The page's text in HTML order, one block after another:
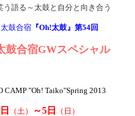
う語る～太鼓と自分と向き合う
鼓合宿 『Oh!太鼓』第54回
鼓合宿GWスペシャル
CAMP "Oh! Taiko"Spring 2013
（土） ～5日 （日）